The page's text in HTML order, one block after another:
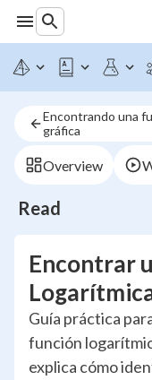
Encontrando una
gráfica
Overview
Read
Encontrar
Guía práctica
función
explica cómo